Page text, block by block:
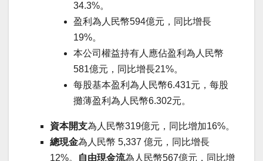
34.3%。
盈利為人民幣594億元，同比增長
19%。
本公司權益持有人應佔盈利為人民幣
581億元，同比增長21%。
每股基本盈利為人民幣6.431元，每股
攤薄盈利為人民幣6.302元。
資本開支為人民幣319億元，同比增加16%。
總現金為人民幣 5,337 億元，同比增長
12%。
自由現金流為人民幣567億元，同比增